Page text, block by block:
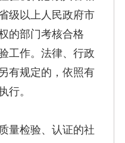
级以上人民政府市
的部门考核合格
工作。法律、行政
有规定的，依照有
行。
检验、认证的社